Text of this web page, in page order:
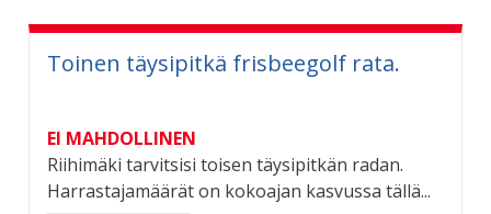
Toinen täysipitkä frisbeegolf rata.
EI MAHDOLLINEN
Riihimäki tarvitsisi toisen täysipitkän radan.
Harrastajamäärät on kokoajan kasvussa tällä...